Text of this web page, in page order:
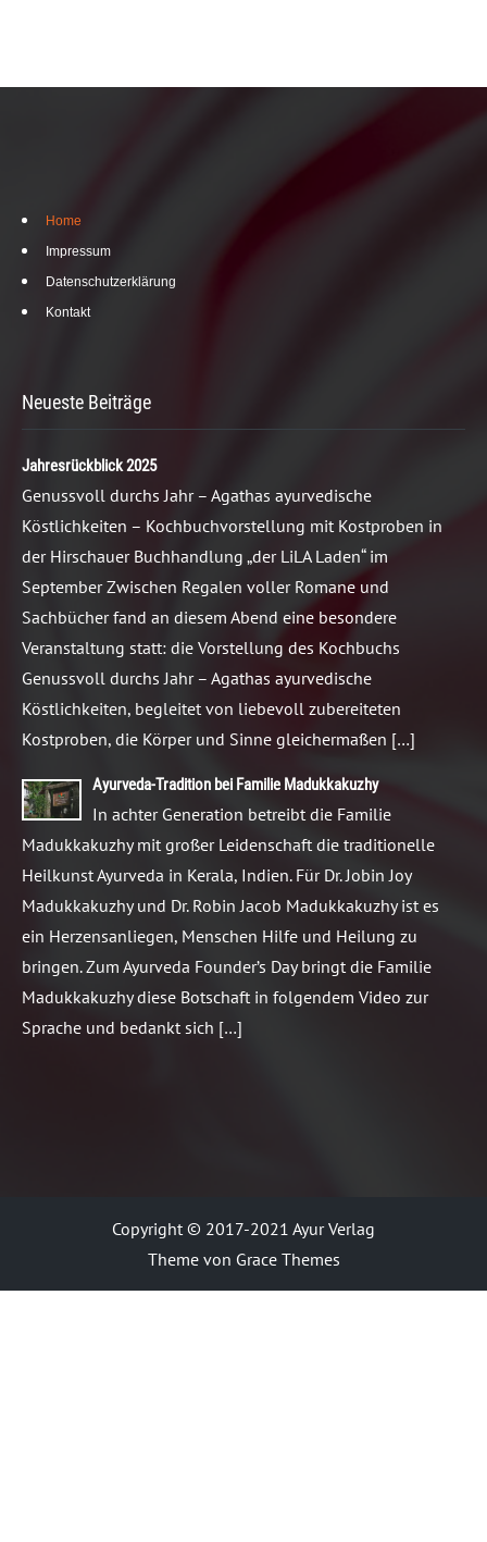
Home
Impressum
Datenschutzerklärung
Kontakt
Neueste Beiträge
Jahresrückblick 2025
Genussvoll durchs Jahr – Agathas ayurvedische
Köstlichkeiten – Kochbuchvorstellung mit Kostproben in
der Hirschauer Buchhandlung „der LiLA Laden“ im
September Zwischen Regalen voller Romane und
Sachbücher fand an diesem Abend eine besondere
Veranstaltung statt: die Vorstellung des Kochbuchs
Genussvoll durchs Jahr – Agathas ayurvedische
Köstlichkeiten, begleitet von liebevoll zubereiteten
Kostproben, die Körper und Sinne gleichermaßen […]
Ayurveda-Tradition bei Familie Madukkakuzhy
In achter Generation betreibt die Familie
Madukkakuzhy mit großer Leidenschaft die traditionelle
Heilkunst Ayurveda in Kerala, Indien. Für Dr. Jobin Joy
Madukkakuzhy und Dr. Robin Jacob Madukkakuzhy ist es
ein Herzensanliegen, Menschen Hilfe und Heilung zu
bringen. Zum Ayurveda Founder’s Day bringt die Familie
Madukkakuzhy diese Botschaft in folgendem Video zur
Sprache und bedankt sich […]
Copyright © 2017-2021 Ayur Verlag
Theme von Grace Themes